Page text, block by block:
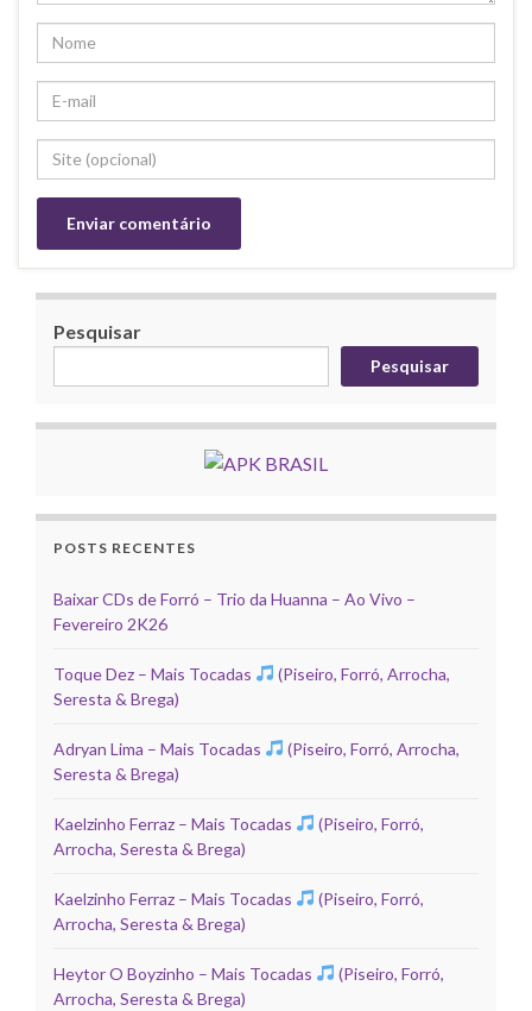
Pesquisar
Pesquisar
POSTS RECENTES
Baixar CDs de Forró – Trio da Huanna – Ao Vivo –
Fevereiro 2K26
Toque Dez – Mais Tocadas
(Piseiro, Forró, Arrocha,
Seresta & Brega)
Adryan Lima – Mais Tocadas
(Piseiro, Forró, Arrocha,
Seresta & Brega)
Kaelzinho Ferraz – Mais Tocadas
(Piseiro, Forró,
Arrocha, Seresta & Brega)
Kaelzinho Ferraz – Mais Tocadas
(Piseiro, Forró,
Arrocha, Seresta & Brega)
Heytor O Boyzinho – Mais Tocadas
(Piseiro, Forró,
Arrocha, Seresta & Brega)